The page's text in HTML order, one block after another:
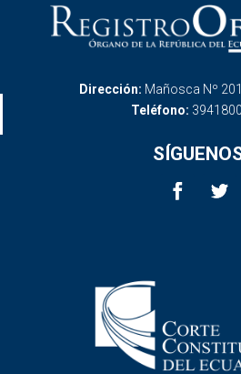
Dirección: Mañosca Nº
Teléfono: